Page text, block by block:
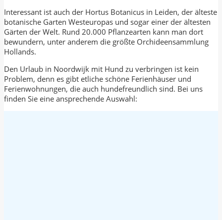
Interessant ist auch der Hortus Botanicus in Leiden, der älteste
botanische Garten Westeuropas und sogar einer der ältesten
Gärten der Welt. Rund 20.000 Pflanzearten kann man dort
bewundern, unter anderem die größte Orchideensammlung
Hollands.
Den Urlaub in Noordwijk mit Hund zu verbringen ist kein
Problem, denn es gibt etliche schöne Ferienhäuser und
Ferienwohnungen, die auch hundefreundlich sind. Bei uns
finden Sie eine ansprechende Auswahl: